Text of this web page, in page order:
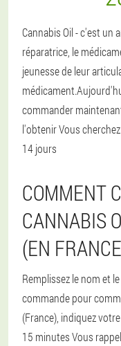
Cannabis Oil - c'est un
réparatrice, le
jeunesse de leur
commander
l'obtenir Vous
14 jours
COMMENT
CANNABIS
(EN
Remplissez le nom et
commande pour
(France), indiquez
15 minutes Vous